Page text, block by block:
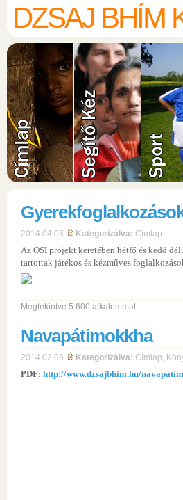
DZSAJ BHÍM
2014.04.03. Kategorizálva: Címlap
Az OSI projekt keretében hétfő és kedd
tartottak játékos és kézműves
Megtekintve 5.600 alkalommal
Navapátimokkha
2014.02.06. Kategorizálva: Címlap,
PDF: http://www.dzsajbhim.hu/